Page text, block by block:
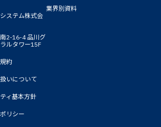
ステム株式会
2-16-4 品川グ
ルタワー15F
約
いについて
ィ基本方針
リシー
業界別資料